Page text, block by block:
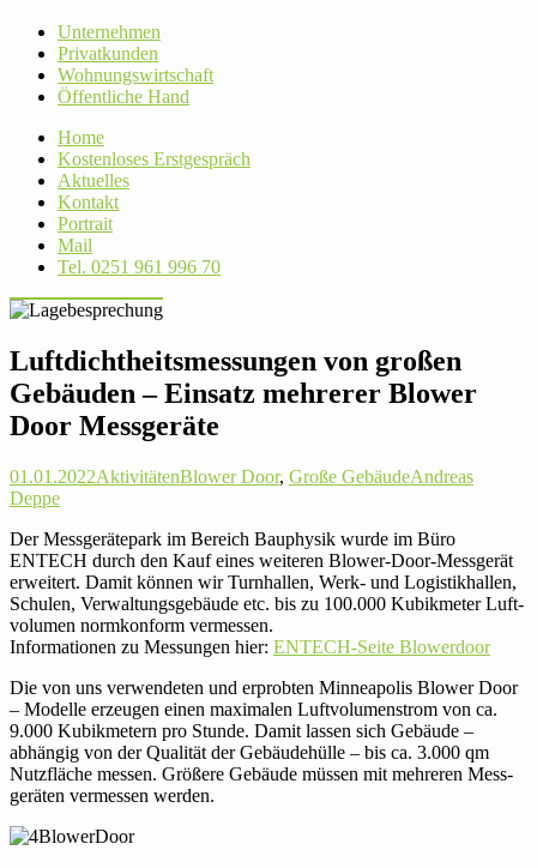
Skip
content
Unter­nehmen
Pri­vat­kunden
Woh­nungs­wirt­schaft
Öffent­liche Hand
Home
Kos­ten­loses Erstgespräch
Aktu­elles
Kontakt
Por­trait
Mail
Tel. 0251 961 996 70
Luft­dicht­heits­mes­sungen von großen
Gebäuden – Einsatz meh­rerer Blower
Door Messgeräte
01.01.2022AktivitätenBlower Door, Große GebäudeAndreas
Deppe
Der Mess­ge­rä­te­park im Bereich Bau­physik wurde im Büro
ENTECH durch den Kauf eines wei­teren Blower-Door-Mess­gerät
erwei­tert. Damit können wir Turn­hallen, Werk- und Logis­tik­hallen,
Schulen, Ver­wal­tungs­ge­bäude etc. bis zu 100.000 Kubik­meter Luft­
vo­lumen norm­kon­form vermessen.
Infor­ma­tionen zu Mes­sungen hier: ENTECH-Seite Blo­wer­door
Die von uns ver­wen­deten und erprobten Min­nea­polis Blower Door
– Modelle erzeugen einen maxi­malen Luft­vo­lu­men­strom von ca.
9.000 Kubik­me­tern pro Stunde. Damit lassen sich Gebäude –
abhängig von der Qua­lität der Gebäu­de­hülle – bis ca. 3.000 qm
Nutz­fläche messen. Größere Gebäude müssen mit meh­reren Mess­
ge­räten ver­messen werden.